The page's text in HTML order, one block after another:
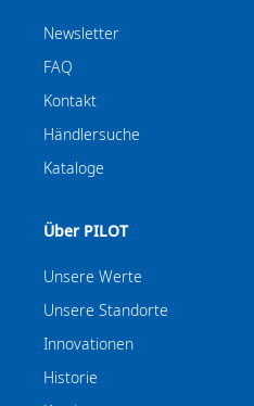
Newsletter
FAQ
Kontakt
Händlersuche
Kataloge
Über PILOT
Unsere Werte
Unsere Standorte
Innovationen
Historie